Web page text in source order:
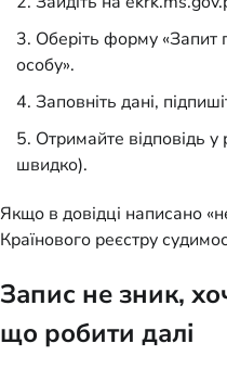
Оберіть форму «Запит
особу».
Заповніть дані,
Отримайте відповідь у
швидко).
Якщо в довідці написано
Країнового реєстру
Запис не зник,
що робити далі